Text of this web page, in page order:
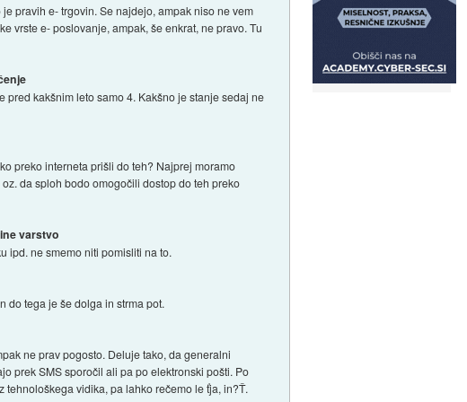
pravih e- trgovin. Se najdejo, ampak niso ne vem
vrste e- poslovanje, ampak, še enkrat, ne pravo. Tu
kakšnim leto samo 4. Kakšno je stanje sedaj ne
preko interneta prišli do teh? Najprej moramo
da sploh bodo omogočili dostop do teh preko
varstvo
ipd. ne smemo niti pomisliti na to.
do tega je še dolga in strma pot.
ne prav pogosto. Deluje tako, da generalni
prek SMS sporočil ali pa po elektronski pošti. Po
vidika, pa lahko rečemo le ťja, in?Ť.